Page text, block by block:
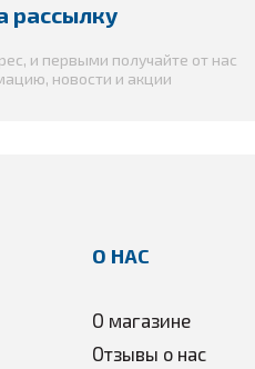
рассылку
и первыми получайте от нас
новости и акции
О НАС
О магазине
Отзывы о нас